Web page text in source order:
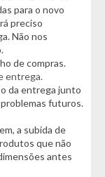
vidro ou espelho
é de até 7
para o novo
preciso
Não nos
de compras.
entrega.
da entrega junto
futuros.
a subida de
que não
antes